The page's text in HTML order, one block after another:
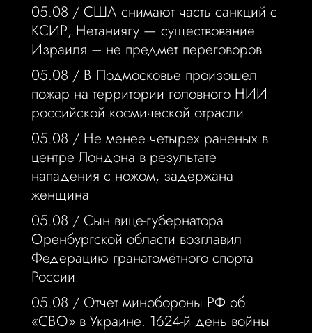
05.08 / США снимают часть санкций с
КСИР, Нетаниягу — существование
Израиля – не предмет переговоров
05.08 / В Подмосковье произошел
пожар на территории головного НИИ
российской космической отрасли
05.08 / Не менее четырех раненых в
центре Лондона в результате
нападения с ножом, задержана
женщина
05.08 / Сын вице-губернатора
Оренбургской области возглавил
Федерацию гранатомётного спорта
России
05.08 / Отчет минобороны РФ об
«СВО» в Украине. 1624-й день войны